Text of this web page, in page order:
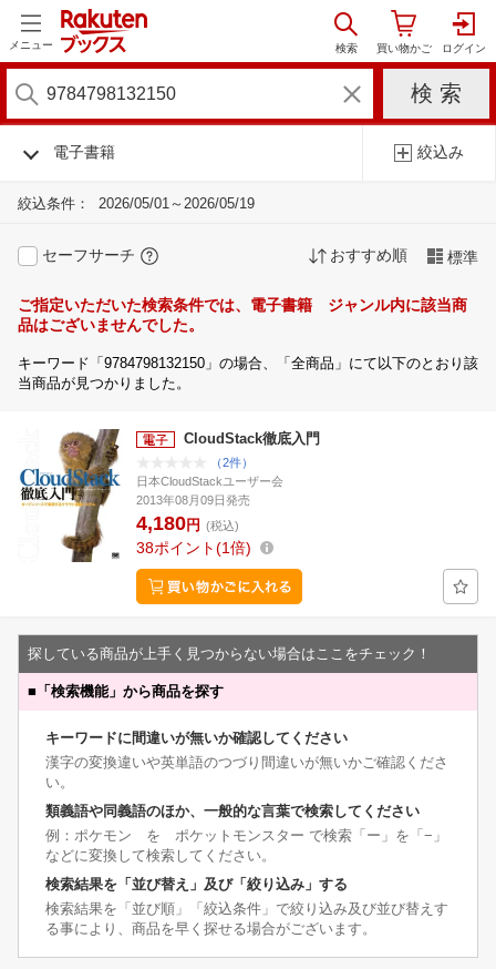
メニュー
電子書籍 絞込み
絞込条件： 2026/05/01～2026/05/19
セーフサーチ おすすめ順 標準
ご指定いただいた検索条件では、電子書籍 ジャンル内に該当商
品はございませんでした。
キーワード「9784798132150」の場合、「全商品」にて以下のとおり該
当商品が見つかりました。
CloudStack徹底入門
（2件）
日本CloudStackユーザー会
2013年08月09日発売
4,180円 (税込)
38ポイント 1倍
探している商品が上手く見つからない場合はここをチェック！
■ 「検索機能」から商品を探す
キーワードに間違いが無いか確認してください
漢字の変換違いや英単語のつづり間違いが無いかご確認くださ
い。
類義語や同義語のほか、一般的な言葉で検索してください
例：ポケモン を ポケットモンスター で検索「ー」を「−」
などに変換して検索してください。
検索結果を「並び替え」及び「絞り込み」する
検索結果を「並び順」「絞込条件」で絞り込み及び並び替えす
る事により、商品を早く探せる場合がございます。